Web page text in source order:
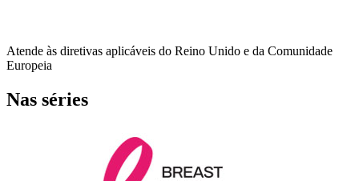
Atende às diretivas aplicáveis do Reino Unido e da Comunidade
Europeia
Nas séries